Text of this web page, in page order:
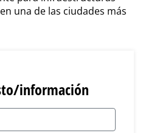
una de las ciudades más
información